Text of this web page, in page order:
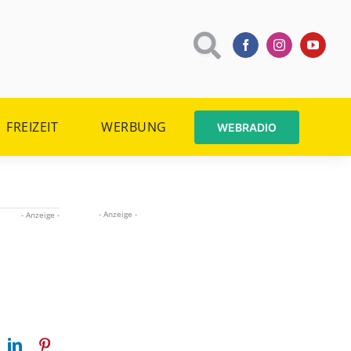
FREIZEIT WERBUNG WEBRADIO
- Anzeige -
- Anzeige -